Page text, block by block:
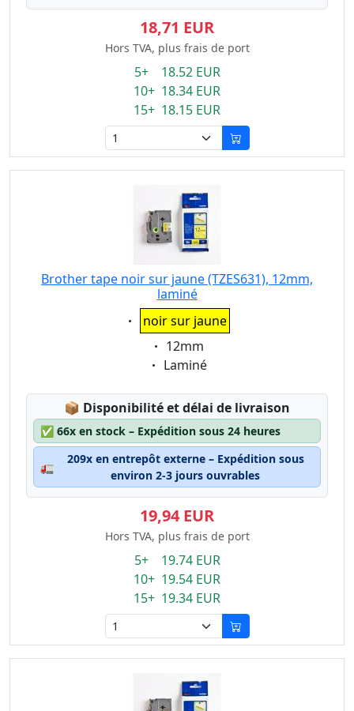
18,71 EUR
Hors TVA, plus frais de port
5+ 18.52 EUR
10+ 18.34 EUR
15+ 18.15 EUR
Brother tape noir sur jaune (TZES631), 12mm,
laminé
Eigenschaft:
noir sur jaune
Eigenschaft:
12mm
Eigenschaft:
Laminé
📦 Lagerstatus:
Disponibilité et délai de livraison
✅ 66x en stock – Expédition sous 24 heures
🚛
209x en entrepôt externe – Expédition sous
environ 2-3 jours ouvrables
19,94 EUR
Hors TVA, plus frais de port
5+ 19.74 EUR
10+ 19.54 EUR
15+ 19.34 EUR